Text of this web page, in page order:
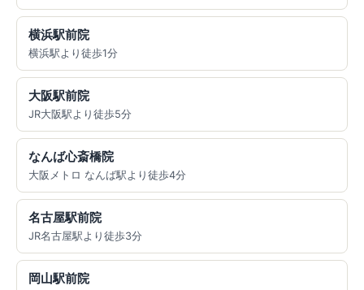
横浜駅前院
横浜駅より徒歩1分
大阪駅前院
JR大阪駅より徒歩5分
なんば心斎橋院
大阪メトロ なんば駅より徒歩4分
名古屋駅前院
JR名古屋駅より徒歩3分
岡山駅前院